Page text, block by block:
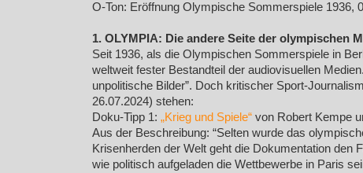
O-Ton: Eröffnung Olympische Sommerspiele 1936,
1. OLYMPIA: Die andere Seite der olympischen
Seit 1936, als die Olympischen Sommerspiele in
weltweit fester Bestandteil der audiovisuellen
unpolitische Bilder”. Doch kritischer Sport-
26.07.2024) stehen:
Doku-Tipp 1: „Krieg und Spiele“ von Robert Kempe
Aus der Beschreibung: “Selten wurde das
Krisenherden der Welt geht die Dokumentation den
wie politisch aufgeladen die Wettbewerbe in Paris